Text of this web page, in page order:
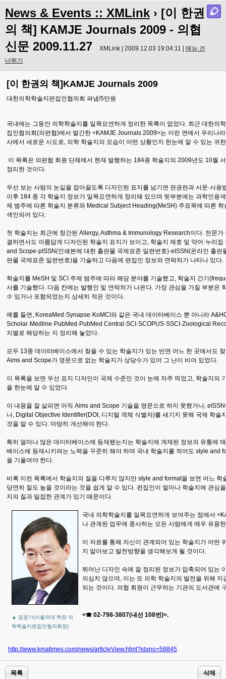
News & Events :: XMLink › [이 한권
의 책] KAMJE Journals 2009 - 의협
신문 2009.11.27
XMLink | 2009.12.03 19:04:11 | 메뉴 건
너뛰기
[이 한권의 책]KAMJE Journals 2009
대한의학학술지편집인협의회 펴냄/5만원
국내에는 그동안 의학학술지를 일목요연하게 정리한 목록이 없었다. 최근 대한의
집인협의회(의편협)에서 발간한 <KAMJE Journals 2009>는 이런 면에서 우리나
사에서 새로운 시도로, 의학 학술지의 모습이 어떤 상황인지 한눈에 알 수 있는 귀
이 목록은 의편협 회원 단체에서 현재 발행하는 184종 학술지의 2009년도 10월
정리한 것이다.
우선 보는 사람의 눈길을 잡아끌도록 디자인된 표지를 넘기면 판권란과 서문·사용
이후 184 종 각 학술지 정보가 일목요연하게 정리돼 있으며 뒷부분에는 과학인용
제 범주에 따른 학술지 분류와 Medical Subject Heading(MeSH) 주표목에 따른 학
색인되어 있다.
첫 학술지는 최근에 창간된 Allergy, Asthma & Immunology Research이다. 전문가
결하면서도 아름답게 디자인된 학술지 표지가 보이고, 학술지 제호 및 약어·누리집
and Scope·pISSN(인쇄본에 대한 출판물 국제표준 일련번호)·eISSN(온라인 출판
판물 국제표준 일련번호)을 기술하고 다음에 편집인 정보와 연락처가 나타나 있다.
학술지를 MeSH 및 SCI 주제 범주에 따라 해당 분야를 기술했고, 학술지 간기
사를 기술했다. 다음 칸에는 발행인 및 연락처가 나온다. 가장 관심을 가질 부분은
수 있거나 포함되었는지 상세히 적은 것이다.
예를 들면, KoreaMed·Synapse·KoMCI와 같은 국내 데이터베이스 뿐 아니라
Scholar·Medline·PubMed·PubMed Central·SCI·SCOPUS·SSCI·Zoological
지별로 해당하는 지 정리해 놓았다.
모두 13종 데이터베이스에서 찾을 수 있는 학술지가 있는 반면 어느 한 곳에서도
Aims and Scope가 영문으로 없는 학술지가 상당수가 있어 그 난이 비어 있었다.
이 목록을 보면 우선 표지 디자인이 국제 수준인 것이 눈에 자주 띄었고, 학술지의
을 한눈에 알 수 있었다.
이 내용을 잘 살피면 아직 Aims and Scope 기술을 영문으로 하지 못했거나,
나, Digital Objective Identifier(DOI, 디지털 객체 식별자)를 새기지 못해 국제 학술
것을 알 수 있다. 마땅히 개선해야 한다.
특히 얼마나 많은 데이터베이스에 등재됐는지는 학술지에 게재된 정보의 유통에
베이스에 등재시키려는 노력을 꾸준히 해야 하며 국내 학술지를 적어도 style and
을 기울여야 한다.
비록 이런 목록에서 학술지의 질을 다루지 않지만 style and format을 보면 어느
당연히 질도 높을 것이라는 것을 쉽게 알 수 있다. 편집인이 얼마나 학술지에 관심
지의 질과 밀접한 관계가 있기 때문이다.
▲ 임정기(서울의대 학장 의
학학술지편집인협의회장)
국내 의학학술지를 일목요연하게 보여주는 점에서
나 관계된 업무에 종사하는 모든 사람에게 매우 유용
이 자료를 통해 자신이 관계되어 있는 학술지가 어떤
지 알아보고 발전방향을 생각해보게 될 것이다.
뛰어난 디자인 속에 잘 정리된 정보가 압축되어 있는
의심치 않으며, 이는 또 의학 학술지의 발전을 위해
되는 것이다. 의협 회원이 근무하는 기관의 도서관에
<☎ 02-798-3807(내선 108번)>.
http://www.kmatimes.com/news/articleView.html?idxno=58845
목록 삭제